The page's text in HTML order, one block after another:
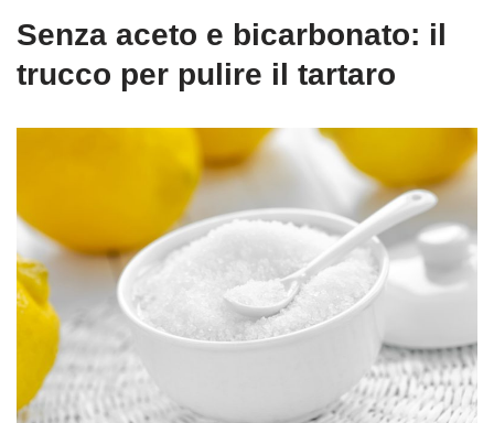
Senza aceto e bicarbonato: il
trucco per pulire il tartaro